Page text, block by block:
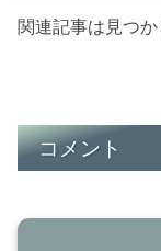
関連記事は見つか
コメント